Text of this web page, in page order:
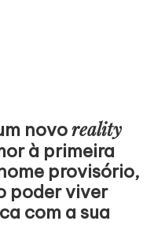
novoreality
à primeira
provisório,
poder viver
com a sua